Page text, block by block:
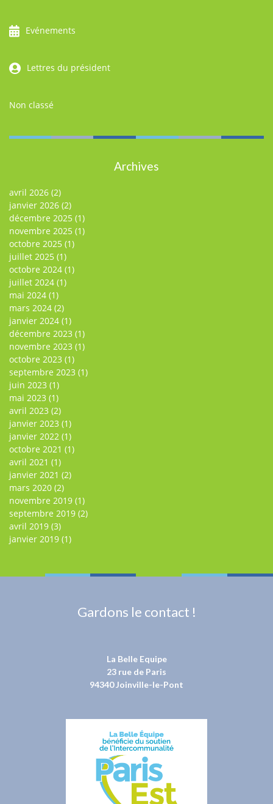
Evénements
Lettres du président
Non classé
Archives
avril 2026 (2)
janvier 2026 (2)
décembre 2025 (1)
novembre 2025 (1)
octobre 2025 (1)
juillet 2025 (1)
octobre 2024 (1)
juillet 2024 (1)
mai 2024 (1)
mars 2024 (2)
janvier 2024 (1)
décembre 2023 (1)
novembre 2023 (1)
octobre 2023 (1)
septembre 2023 (1)
juin 2023 (1)
mai 2023 (1)
avril 2023 (2)
janvier 2023 (1)
janvier 2022 (1)
octobre 2021 (1)
avril 2021 (1)
janvier 2021 (2)
mars 2020 (2)
novembre 2019 (1)
septembre 2019 (2)
avril 2019 (3)
janvier 2019 (1)
Gardons le contact !
La Belle Equipe
23 rue de Paris
94340 Joinville-le-Pont